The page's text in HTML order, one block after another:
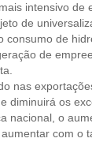
intensivo de
de
consumo de
de
nas
diminuirá os
nacional, o
com o